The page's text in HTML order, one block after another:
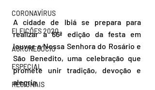
CORONAVÍRUS
ELEIÇÕES 2020
AGRONEGÓCIO
ESPECIAL
REGIONAIS
A cidade de Ibiá se prepara para
realizar a 66ª edição da festa em
louvor a Nossa Senhora do Rosário e
São Benedito, uma celebração que
promete unir tradição, devoção e
alegria.